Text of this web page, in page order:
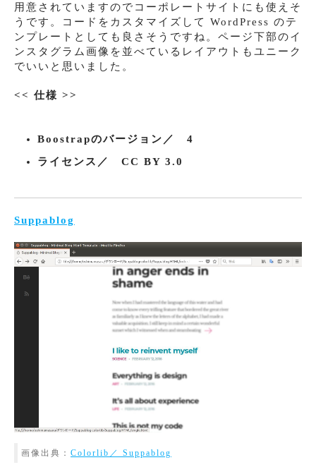
用意されていますのでコーポレートサイトにも使えそ
うです。コードをカスタマイズして WordPress のテ
ンプレートとしても良さそうですね。ページ下部のイ
ンスタグラム画像を並べているレイアウトもユニーク
でいいと思いました。
<< 仕様 >>
Boostrapのバージョン／ 4
ライセンス／ CC BY 3.0
Suppablog
画像出典： Colorlib／ Suppablog